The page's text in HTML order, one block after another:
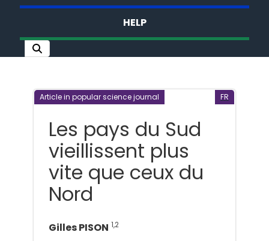
HELP
Article in popular science journal FR
Les pays du Sud
vieillissent plus
vite que ceux du
Nord
Gilles PISON 1,2